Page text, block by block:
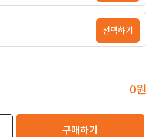
선택하기
0원
구매하기